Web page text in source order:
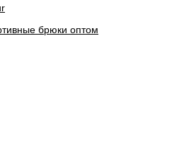
брюки оптом